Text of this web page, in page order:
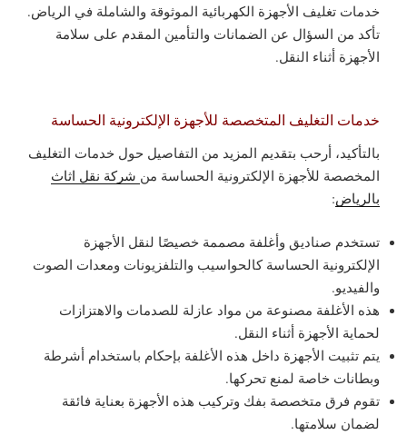
خدمات تغليف الأجهزة الكهربائية الموثوقة والشاملة في الرياض.
تأكد من السؤال عن الضمانات والتأمين المقدم على سلامة
الأجهزة أثناء النقل.
خدمات التغليف المتخصصة للأجهزة الإلكترونية الحساسة
بالتأكيد، أرحب بتقديم المزيد من التفاصيل حول خدمات التغليف
المخصصة للأجهزة الإلكترونية الحساسة من شركة نقل اثاث
بالرياض:
تستخدم صناديق وأغلفة مصممة خصيصًا لنقل الأجهزة
الإلكترونية الحساسة كالحواسيب والتلفزيونات ومعدات الصوت
والفيديو.
هذه الأغلفة مصنوعة من مواد عازلة للصدمات والاهتزازات
لحماية الأجهزة أثناء النقل.
يتم تثبيت الأجهزة داخل هذه الأغلفة بإحكام باستخدام أشرطة
وبطانات خاصة لمنع تحركها.
تقوم فرق متخصصة بفك وتركيب هذه الأجهزة بعناية فائقة
لضمان سلامتها.